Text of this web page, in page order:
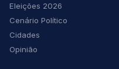
Eleições 2026
Cenário Político
Cidades
Opinião